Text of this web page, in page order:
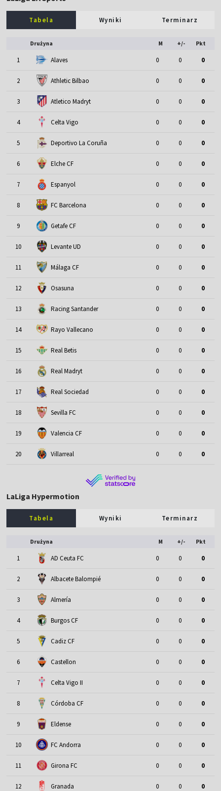
Tabela Wyniki Terminarz
Drużyna M +/- Pkt
1 Alaves 0 0 0
2 Athletic Bilbao 0 0 0
3 Atletico Madryt 0 0 0
4 Celta Vigo 0 0 0
5 Deportivo La Coruña 0 0 0
6 Elche CF 0 0 0
7 Espanyol 0 0 0
8 FC Barcelona 0 0 0
9 Getafe CF 0 0 0
10 Levante UD 0 0 0
11 Málaga CF 0 0 0
12 Osasuna 0 0 0
13 Racing Santander 0 0 0
14 Rayo Vallecano 0 0 0
15 Real Betis 0 0 0
16 Real Madryt 0 0 0
17 Real Sociedad 0 0 0
18 Sevilla FC 0 0 0
19 Valencia CF 0 0 0
20 Villarreal 0 0 0
LaLiga Hypermotion
Tabela Wyniki Terminarz
Drużyna M +/- Pkt
1 AD Ceuta FC 0 0 0
2 Albacete Balompié 0 0 0
3 Almería 0 0 0
4 Burgos CF 0 0 0
5 Cadiz CF 0 0 0
6 Castellon 0 0 0
7 Celta Vigo II 0 0 0
8 Córdoba CF 0 0 0
9 Eldense 0 0 0
10 FC Andorra 0 0 0
11 Girona FC 0 0 0
12 Granada 0 0 0